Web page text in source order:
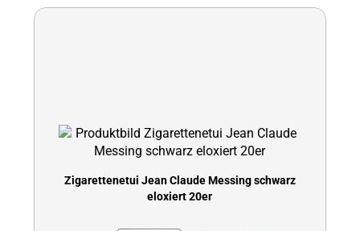
Zigarettenetui Jean Claude Messing schwarz
eloxiert 20er